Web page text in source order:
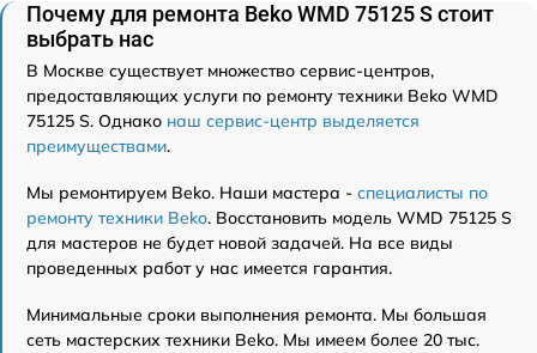
Почему для ремонта Beko WMD 75125 S стоит
выбрать нас
В Москве существует множество сервис-центров,
предоставляющих услуги по ремонту техники Beko WMD
75125 S. Однако наш сервис-центр выделяется
преимуществами.
Мы ремонтируем Beko. Наши мастера - специалисты по
ремонту техники Beko. Восстановить модель WMD 75125 S
для мастеров не будет новой задачей. На все виды
проведенных работ у нас имеется гарантия.
Минимальные сроки выполнения ремонта. Мы большая
сеть мастерских техники Beko. Мы имеем более 20 тыс.